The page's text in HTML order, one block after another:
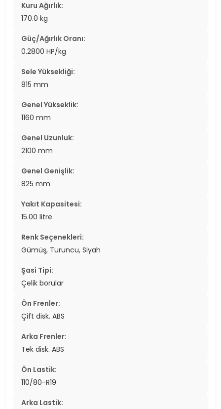
Kuru Ağırlık:
170.0 kg
Güç/Ağırlık Oranı:
0.2800 HP/kg
Sele Yüksekliği:
815 mm
Genel Yükseklik:
1160 mm
Genel Uzunluk:
2100 mm
Genel Genişlik:
825 mm
Yakıt Kapasitesi:
15.00 litre
Renk Seçenekleri:
Gümüş, Turuncu, Siyah
Şasi Tipi:
Çelik borular
Ön Frenler:
Çift disk. ABS
Arka Frenler:
Tek disk. ABS
Ön Lastik:
110/80-R19
Arka Lastik: